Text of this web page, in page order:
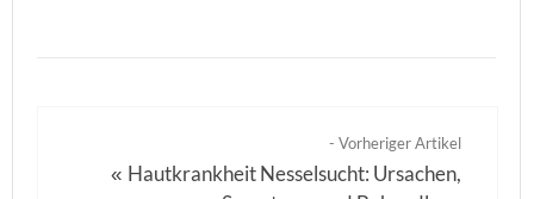
- Vorheriger Artikel
« Hautkrankheit Nesselsucht: Ursachen,